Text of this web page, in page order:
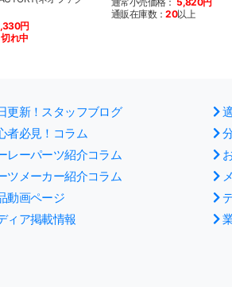
円
れ中
通販在庫数：20以上
更新！スタッフブログ
者必見！コラム
レーパーツ紹介コラム
ツメーカー紹介コラム
動画ページ
ィア掲載情報